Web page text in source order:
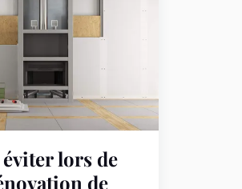
lors de
de